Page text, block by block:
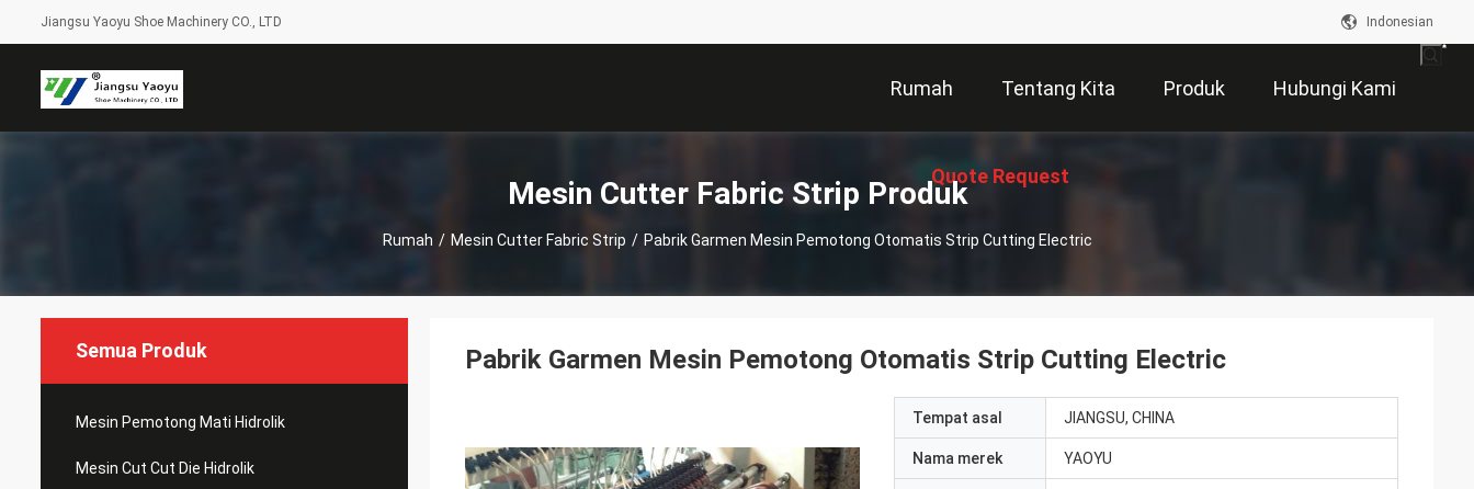
Jiangsu Yaoyu Shoe Machinery CO., LTD Indonesian
Rumah Tentang Kita Produk Hubungi Kami
Quote Request
Mesin Cutter Fabric Strip Produk
Rumah / Mesin Cutter Fabric Strip / Pabrik Garmen Mesin Pemotong Otomatis Strip Cutting Electric
Semua Produk
Mesin Pemotong Mati Hidrolik
Mesin Cut Cut Die Hidrolik
Pabrik Garmen Mesin Pemotong Otomatis Strip Cutting Electric
Tempat asal JIANGSU, CHINA
Nama merek YAOYU